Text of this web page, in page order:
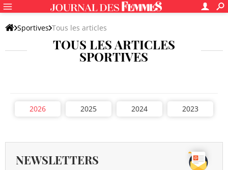
Sportives Tous les articles
TOUS LES ARTICLES
SPORTIVES
2026 2025 2024 2023
NEWSLETTERS